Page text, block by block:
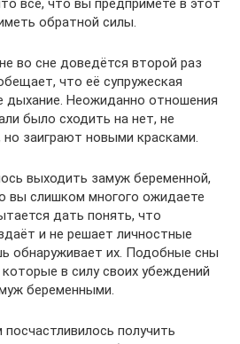
всё, что вы предпримете в этот
обратной силы.
во сне доведётся второй раз
что её супружеская
дыхание. Неожиданно отношения
было сходить на нет, не
заиграют новыми красками.
выходить замуж беременной,
вы слишком многого ожидаете
дать понять, что
и не решает личностные
обнаруживает их. Подобные сны
в силу своих убеждений
беременными.
получить